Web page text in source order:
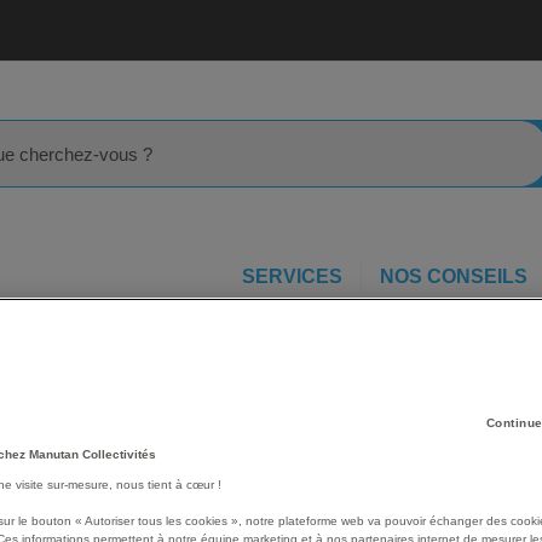
SERVICES NOS CONSEILS
Robuste et de qualité
Ce transpalette permet
des charges de 1 tonne
Manutan Collectivités
visite sur-mesure, nous tient à cœur !
le bouton « Autoriser tous les cookies », notre plateforme web va pouvoir échanger des
informations permettent à notre équipe marketing et à nos partenaires internet de mesurer